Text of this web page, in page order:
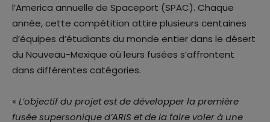
l’America annuelle de Spaceport (SPAC). Chaque
année, cette compétition attire plusieurs centaines
d’équipes d’étudiants du monde entier dans le désert
du Nouveau-Mexique où leurs fusées s’affrontent
dans différentes catégories.
« L’objectif du projet est de développer la première
fusée supersonique d’ARIS et de la faire voler à une